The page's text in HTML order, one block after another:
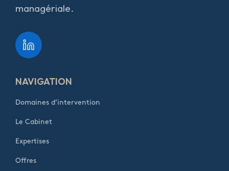
managériale.
NAVIGATION
Domaines d’intervention
Le Cabinet
Expertises
Offres